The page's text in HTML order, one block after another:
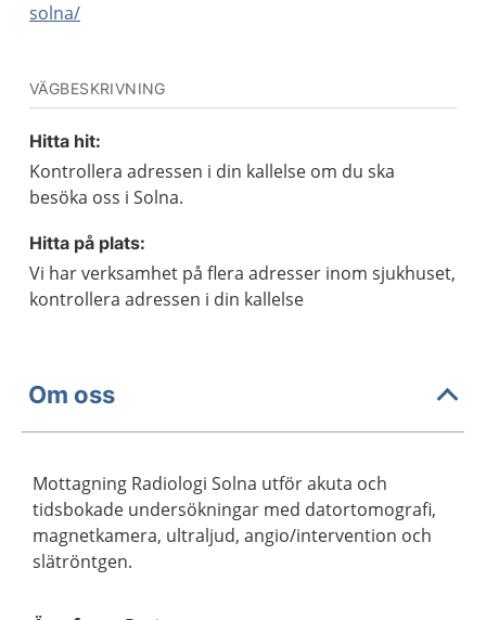
solna/
VÄGBESKRIVNING
Hitta hit:
Kontrollera adressen i din kallelse om du ska
besöka oss i Solna.
Hitta på plats:
Vi har verksamhet på flera adresser inom sjukhuset,
kontrollera adressen i din kallelse
Om oss
Mottagning Radiologi Solna utför akuta och
tidsbokade undersökningar med datortomografi,
magnetkamera, ultraljud, angio/intervention och
slätröntgen.